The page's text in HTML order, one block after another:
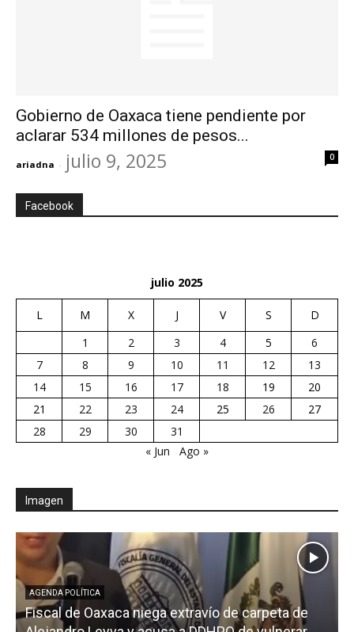
Gobierno de Oaxaca tiene pendiente por
aclarar 534 millones de pesos...
ariadna - julio 9, 2025 0
Facebook
julio 2025
L M X J V S
D
1
2 3 4 5
6
7
8 9 10 11 12
13
14
15 16 17 18 19
20
21
22 23 24 25 26
27
28
29 30
31
« Jun
Ago »
Imagen
AGENDA POLÍTICA
Fiscal de Oaxaca niega extravío de carpeta de